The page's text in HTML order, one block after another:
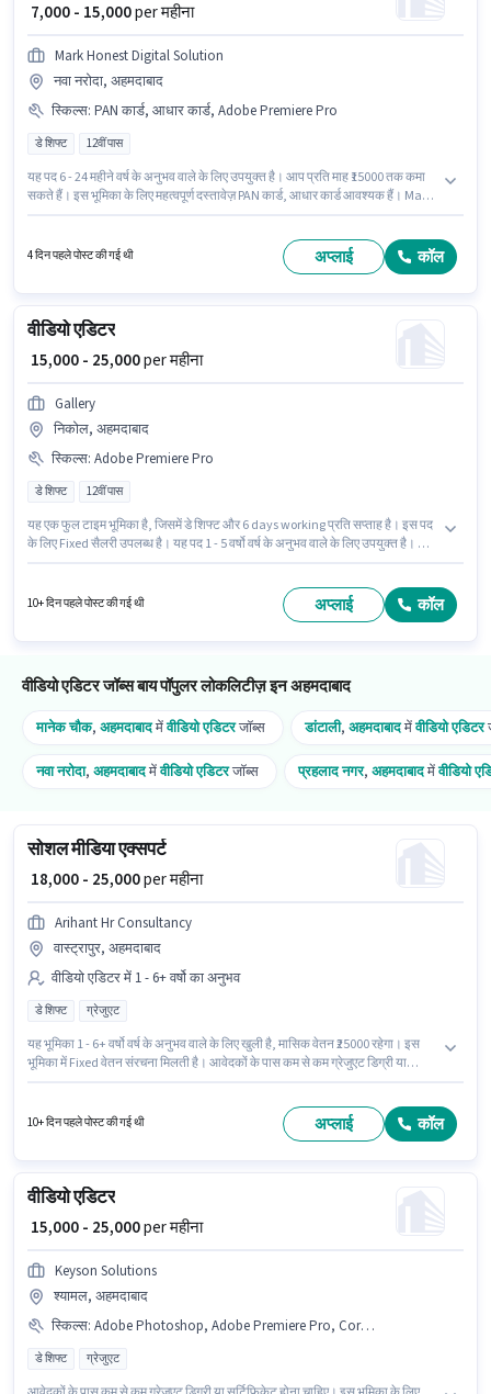
₹ 7,000 - 15,000per महीना
Mark Honest Digital Solution
नवा नरोदा, अहमदाबाद
स्किल्स: PAN कार्ड, आधार कार्ड, Adobe Premiere Pro
डे शिफ्ट 12वीं पास
यह पद 6 - 24 महीने वर्ष के अनुभव वाले के लिए उपयुक्त है। आप प्रति माह ₹15000 तक कमा
सकते हैं। इस भूमिका के लिए महत्वपूर्ण दस्तावेज़ PAN कार्ड, आधार कार्ड आवश्यक हैं। Mark
नरोदा, अहमदाबाद में स्थित है। इस पद के लिए Fixed सैलरी उपलब्ध है।
4 दिन पहले पोस्ट की गई थी अप्लाई कॉल
वीडियो एडिटर
₹ 15,000 - 25,000per महीना
Gallery
निकोल, अहमदाबाद
स्किल्स: Adobe Premiere Pro
डे शिफ्ट 12वीं पास
यह एक फुल टाइम भूमिका है, जिसमें डे शिफ्ट और 6 days working प्रति सप्ताह है। इस पद
के लिए Fixed सैलरी उपलब्ध है। यह पद 1 - 5 वर्षो वर्ष के अनुभव वाले के लिए उपयुक्त है। आप
होना चाहिए। यह नौकरी निकोल, अहमदाबाद में स्थित है।
10+ दिन पहले पोस्ट की गई थी अप्लाई कॉल
वीडियो एडिटर जॉब्स बाय पॉपुलर लोकलिटीज़ इन अहमदाबाद
मानेक चौक, अहमदाबादमेंवीडियो एडिटरजॉब्स डांटाली, अहमदाबादमेंवीडियो एडिटर
नवा नरोदा, अहमदाबादमेंवीडियो एडिटरजॉब्स प्रहलाद नगर, अहमदाबादमेंवीडियो
सोशल मीडिया एक्सपर्ट
₹ 18,000 - 25,000per महीना
Arihant Hr Consultancy
वास्ट्रापुर, अहमदाबाद
वीडियो एडिटर में 1 - 6+ वर्षो का अनुभव
डे शिफ्ट ग्रेजुएट
यह भूमिका 1 - 6+ वर्षो वर्ष के अनुभव वाले के लिए खुली है, मासिक वेतन ₹25000 रहेगा। इस
भूमिका में Fixed वेतन संरचना मिलती है। आवेदकों के पास कम से कम ग्रेजुएट डिग्री या
वीडियो एडिटर श्रेणी में सोशल मीडिया एक्सपर्ट पद के लिए सक्रिय रूप से हायर कर रहा है।
10+ दिन पहले पोस्ट की गई थी अप्लाई कॉल
वीडियो एडिटर
₹ 15,000 - 25,000per महीना
Keyson Solutions
श्यामल, अहमदाबाद
स्किल्स: Adobe Photoshop, Adobe Premiere Pro, CorelDraw
डे शिफ्ट ग्रेजुएट